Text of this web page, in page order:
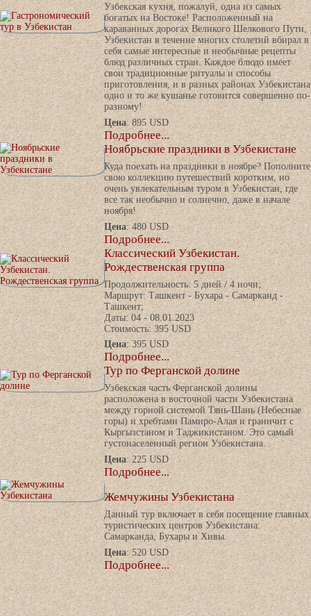
Узбекская кухня, пожалуй, одна из самых
богатых на Востоке! Расположенный на
караванных дорогах Великого Шелкового Пути,
Узбекистан в течение многих столетий вбирал в
себя самые интересные и необычные рецепты
блюд различных стран. Каждое блюдо имеет
свои традиционные ритуалы и способы
приготовления, и в разных районах Узбекистана
одно и то же кушанье готовится совершенно по-
разному!
Цена: 895 USD
Подробнее...
Ноябрьские праздники в Узбекистане
Куда поехать на праздники в ноябре? Пополните
свою коллекцию путешествий коротким, но
очень увлекательным туром в Узбекистан, где
все так необычно и солнечно, даже в начале
ноября!
Цена: 480 USD
Подробнее...
Классический Узбекистан.
Рождественская группа
Продолжительность: 5 дней / 4 ночи;
Маршрут: Ташкент - Бухара - Самарканд -
Ташкент;
Даты: 04 - 08.01.2023
Стоимость: 395 USD
Цена: 395 USD
Подробнее...
Тур по Ферганской долине
Узбекская часть Ферганской долины
расположена в восточной части Узбекистана
между горной системой Тянь-Шань (Небесные
горы) и хребтами Памиро-Алая и граничит с
Кыргызстаном и Таджикистаном. Это самый
густонаселенный регион Узбекистана.
Цена: 225 USD
Подробнее...
Жемчужины Узбекистана
Данный тур включает в себя посещение главных
туристических центров Узбекистана:
Самарканда, Бухары и Хивы.
Цена: 520 USD
Подробнее...